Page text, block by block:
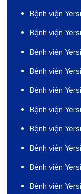
Bệnh viện
Bệnh viện
Bệnh viện
Bệnh viện
Bệnh viện
Bệnh viện
Bệnh viện
Bệnh viện
Bệnh viện
Bệnh viện